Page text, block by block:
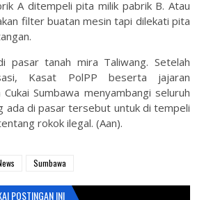
A ditempeli pita milik pabrik B. Atau
filter buatan mesin tapi dilekati pita
pasar tanah mira Taliwang. Setelah
Kasat PolPP beserta jajaran
Sumbawa menyambangi seluruh
ada di pasar tersebut untuk di tempeli
rokok ilegal. (Aan).
Sumbawa
POSTINGAN INI